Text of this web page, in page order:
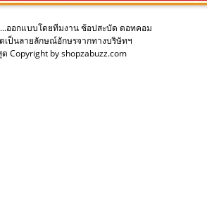
...ออกแบบโดยทีมงาน ช้อปสะบัด ดอทคอม
เป็นลายลักษณ์อักษรจากทางบริษัทฯ
Copyright by shopzabuzz.com